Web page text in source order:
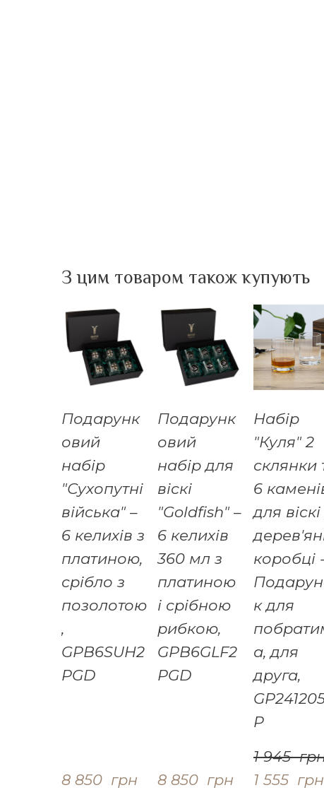
З цим товаром також купують
Подарунк
овий
набір
"Сухопутні
війська" –
6 келихів з
платиною,
срібло з
позолотою
,
GPB6SUH2
PGD
8 850  грн
Подарунк
овий
набір для
віскі
"Goldfish" –
6 келихів
360 мл з
платиною
і срібною
рибкою,
GPB6GLF2
PGD
8 850  грн
Набір
"Куля" 2
склянки
6
для
коробці -
к для
а, для
друга,
P
1 945
1 555  грн